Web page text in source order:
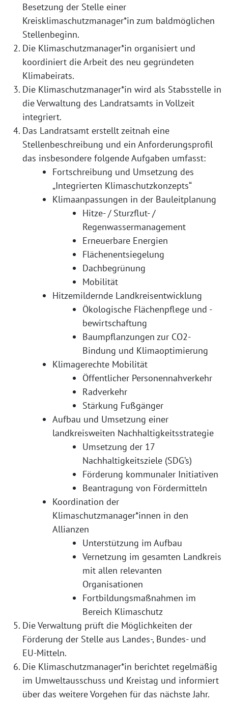
Besetzung der Stelle einer
Kreisklimaschutzmanager*in zum baldmöglichen
Stellenbeginn.
Die Klimaschutzmanager*in organisiert und
koordiniert die Arbeit des neu gegründeten
Klimabeirats.
Die Klimaschutzmanager*in wird als Stabsstelle in
die Verwaltung des Landratsamts in Vollzeit
integriert.
Das Landratsamt erstellt zeitnah eine
Stellenbeschreibung und ein Anforderungsprofil
das insbesondere folgende Aufgaben umfasst:
Fortschreibung und Umsetzung des
„Integrierten Klimaschutzkonzepts“
Klimaanpassungen in der Bauleitplanung
Hitze- / Sturzflut- /
Regenwassermanagement
Erneuerbare Energien
Flächenentsiegelung
Dachbegrünung
Mobilität
Hitzemildernde Landkreisentwicklung
Ökologische Flächenpflege und -
bewirtschaftung
Baumpflanzungen zur CO2-
Bindung und Klimaoptimierung
Klimagerechte Mobilität
Öffentlicher Personennahverkehr
Radverkehr
Stärkung Fußgänger
Aufbau und Umsetzung einer
landkreisweiten Nachhaltigkeitsstrategie
Umsetzung der 17
Nachhaltigkeitsziele (SDG’s)
Förderung kommunaler Initiativen
Beantragung von Fördermitteln
Koordination der
Klimaschutzmanager*innen in den
Allianzen
Unterstützung im Aufbau
Vernetzung im gesamten Landkreis
mit allen relevanten
Organisationen
Fortbildungsmaßnahmen im
Bereich Klimaschutz
Die Verwaltung prüft die Möglichkeiten der
Förderung der Stelle aus Landes-, Bundes- und
EU-Mitteln.
Die Klimaschutzmanager*in berichtet regelmäßig
im Umweltausschuss und Kreistag und informiert
über das weitere Vorgehen für das nächste Jahr.